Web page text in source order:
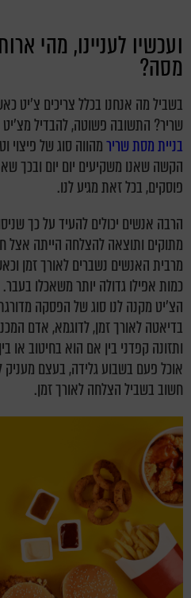
ועכשיו לעניינו, מהי
מסה?
בשביל מה אנחנו בכלל צריכים צ'יט
שריר? התשובה פשוטה, להבדיל
בניית מסת שרירמהווה סוג של
הקשה שאנו משקיעים יום יום ובכך
פוסקים, בכל זאת מגיע לנו.
הרבה אנשים יכולים להעיד על כך
מתוקים ותוצאה להצלחה הייתה אצל
מרבית האנשים נשברים לאורך זמן
כמות אפילו גדולה יותר משאכלו בעבר.
הצ'יט מקנה לנו סוג של הפסקה
בדיאטה לאורך זמן, לדוגמא, אדם
ותזונה קפדני בין אם הוא בחיטוב או
אוכל פעם בשבוע גלידה, בעצם
חשוב בשביל הצלחה לאורך זמן.